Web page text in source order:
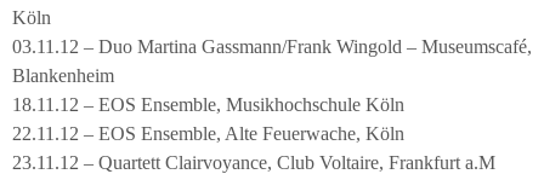
Köln
03.11.12 – Duo Martina Gassmann/Frank Wingold – Museumscafé,
Blankenheim
18.11.12 – EOS Ensemble, Musikhochschule Köln
22.11.12 – EOS Ensemble, Alte Feuerwache, Köln
23.11.12 – Quartett Clairvoyance, Club Voltaire, Frankfurt a.M